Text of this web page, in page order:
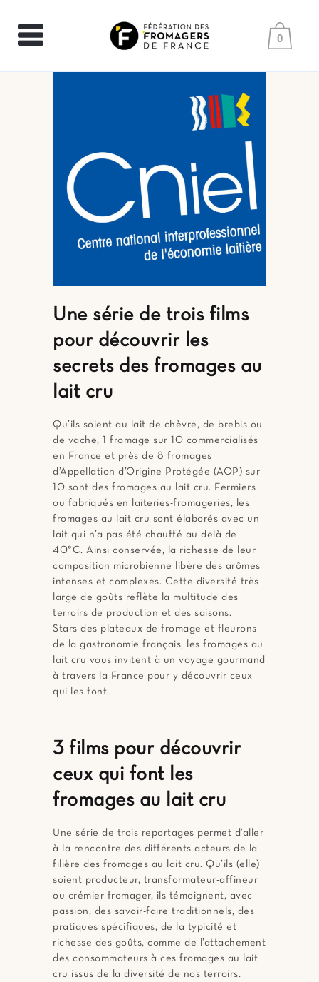
0
Une série de trois films
pour découvrir les
secrets des fromages au
lait cru
Qu’ils soient au lait de chèvre, de brebis ou
de vache, 1 fromage sur 10 commercialisés
en France et près de 8 fromages
d’Appellation d’Origine Protégée (AOP) sur
10 sont des fromages au lait cru. Fermiers
ou fabriqués en laiteries-fromageries, les
fromages au lait cru sont élaborés avec un
lait qui n’a pas été chauffé au-delà de
40°C. Ainsi conservée, la richesse de leur
composition microbienne libère des arômes
intenses et complexes. Cette diversité très
large de goûts reflète la multitude des
terroirs de production et des saisons.
Stars des plateaux de fromage et fleurons
de la gastronomie français, les fromages au
lait cru vous invitent à un voyage gourmand
à travers la France pour y découvrir ceux
qui les font.
3 films pour découvrir
ceux qui font les
fromages au lait cru
Une série de trois reportages permet d’aller
à la rencontre des différents acteurs de la
filière des fromages au lait cru. Qu’ils (elle)
soient producteur, transformateur-affineur
ou crémier-fromager, ils témoignent, avec
passion, des savoir-faire traditionnels, des
pratiques spécifiques, de la typicité et
richesse des goûts, comme de l’attachement
des consommateurs à ces fromages au lait
cru issus de la diversité de nos terroirs.